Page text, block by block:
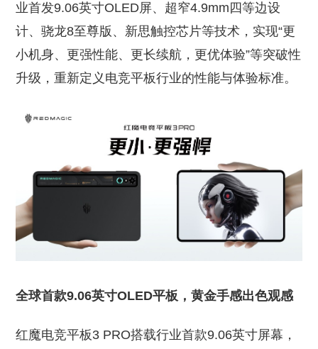
业首发9.06英寸OLED屏、超窄4.9mm四等边设
计、骁龙8至尊版、新思触控芯片等技术，实现“更
小机身、更强性能、更长续航，更优体验”等突破性
升级，重新定义电竞平板行业的性能与体验标准。
全球首款9.06英寸OLED平板，黄金手感出色观感
红魔电竞平板3 PRO搭载行业首款9.06英寸屏幕，